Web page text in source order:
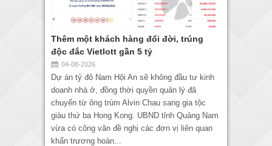
Thêm một khách hàng đổi đời, trúng
độc đắc Vietlott gần 5 tỷ
04-08-2026
Dự án tỷ đô Nam Hội An sẽ không đầu tư kinh
doanh nhà ở, đồng thời quyền quản lý đã
chuyển từ ông trùm Alvin Chau sang gia tộc
giàu thứ ba Hong Kong. UBND tỉnh Quảng Nam
vừa có công văn đề nghị các đơn vị liên quan
khẩn trương hoàn...